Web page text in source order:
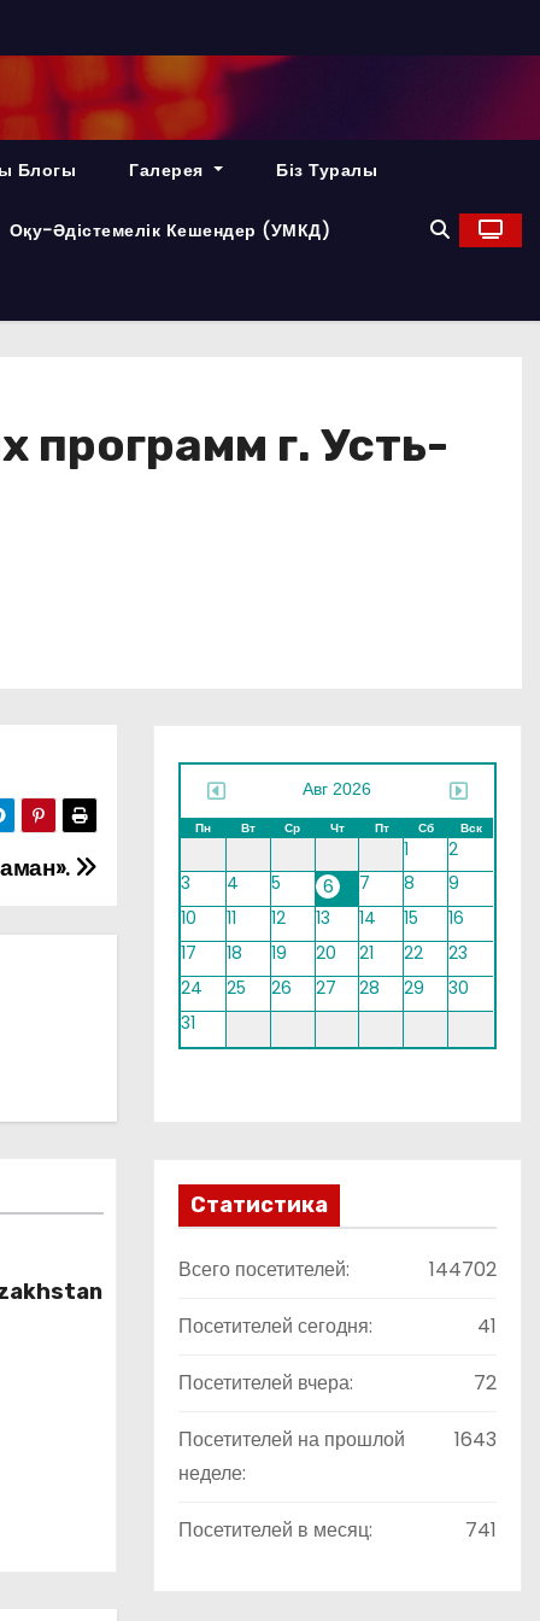
Блогы Галерея Біз Туралы
Оқу-Әдістемелік Кешендер (УМКД)
программ г. Усть-
Авг 2026
Пн Вт Ср Чт Пт Сб Вск
1
2
3
4 5 6 7 8
9
10
11 12 13 14 15
16
17
18 19 20 21 22
23
24
25 26 27 28 29
30
31
Статистика
144702
Всего посетителей:
41
Посетителей сегодня:
72
Посетителей вчера:
1643
Посетителей на прошлой
неделе:
741
Посетителей в месяц: